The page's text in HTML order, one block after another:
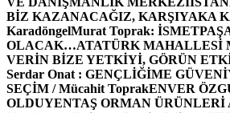
BİZ KAZANACAĞIZ, KARŞIYAKA
KaradöngelMurat Toprak:
OLACAK…ATATÜRK MAHALLESİ
VERİN BİZE YETKİYİ, GÖRÜN
Serdar Onat : GENÇLİĞİME
SEÇİM / Mücahit ToprakENVER
OLDUYENTAŞ ORMAN ÜRÜNLERİ